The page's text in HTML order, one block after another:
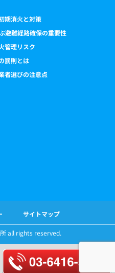
期消火と対策
避難経路確保の重要性
管理リスク
罰則とは
者選びの注意点
サイトマップ
all rights reserved.